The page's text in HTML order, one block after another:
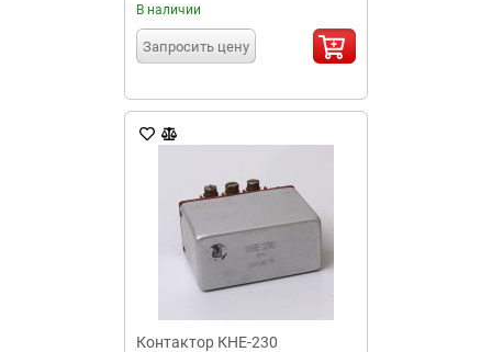
В наличии
Запросить цену
Контактор КНЕ-230